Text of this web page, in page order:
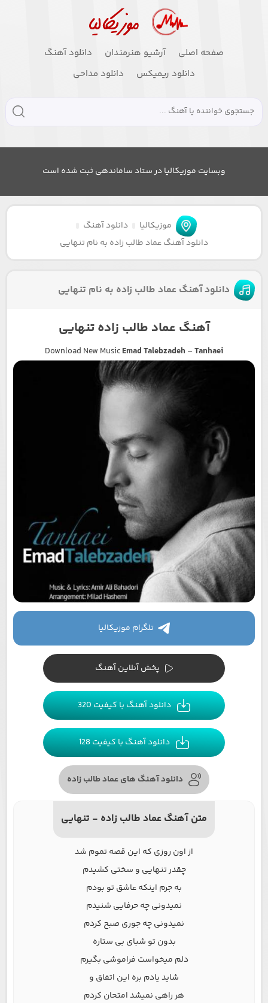
صفحه اصلی آرشیو هنرمندان
دانلود آهنگ
دانلود ریمیکس
دانلود مداحی
وبسایت موزیکالیا در ستاد ساماندهی ثبت شده است
موزیکالیا
دانلود آهنگ
دانلود آهنگ عماد طالب زاده به نام تنهایی
دانلود آهنگ عماد طالب زاده به نام تنهایی
آهنگ عماد طالب زاده تنهایی
Download New MusicEmad Talebzadeh –Tanhaei
تلگرام موزیکالیا
پخش آنلاین آهنگ
دانلود آهنگ با کیفیت 320
دانلود آهنگ با کیفیت 128
دانلود آهنگ های عماد طالب زاده
متن آهنگ عماد طالب زاده - تنهایی
از اون روزی که این قصه تموم شد
چقدر تنهایی و سختی کشیدم
به جرم اینکه عاشق تو بودم
نمیدونی چه حرفایی شنیدم
نمیدونی چه جوری صبح کردم
بدون تو شبای بی ستاره
دلم میخواست فراموشی بگیرم
شاید یادم بره این اتفاق و
هر راهی نمیشد امتحان کردم